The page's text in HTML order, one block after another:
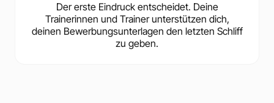
Der erste Eindruck entscheidet. Deine
Trainerinnen und Trainer unterstützen dich,
deinen Bewerbungsunterlagen den letzten Schliff
zu geben.